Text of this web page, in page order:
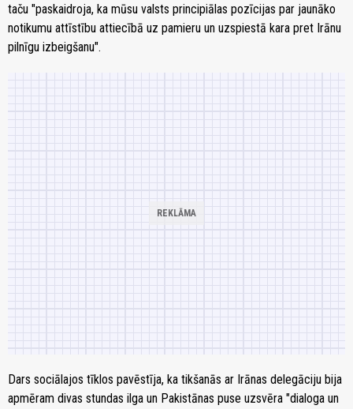
taču "paskaidroja, ka mūsu valsts principiālas pozīcijas par jaunāko
notikumu attīstību attiecībā uz pamieru un uzspiestā kara pret Irānu
pilnīgu izbeigšanu".
Dars sociālajos tīklos pavēstīja, ka tikšanās ar Irānas delegāciju bija
apmēram divas stundas ilga un Pakistānas puse uzsvēra "dialoga un